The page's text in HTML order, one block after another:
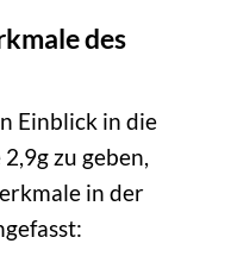
des
Einblick in die
zu geben,
in der